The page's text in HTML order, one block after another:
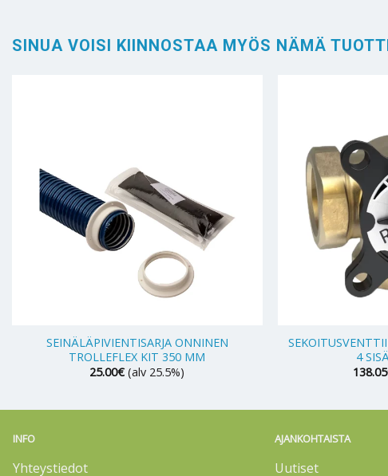
SINUA VOISI KIINNOSTAA MYÖS NÄMÄ
SEINÄLÄPIVIENTISARJA ONNINEN
TROLLEFLEX KIT 350 MM
25.00€ (alv 25.5%)
4
138.05
INFO
Yhteystiedot
AJANKOHTAISTA
Uutiset